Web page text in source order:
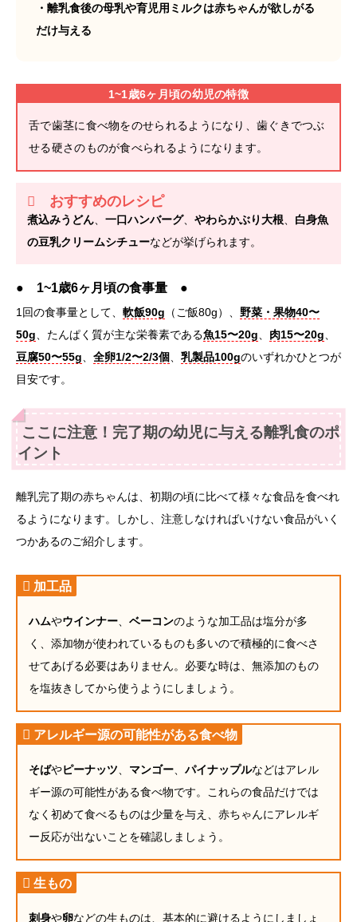
・離乳食後の母乳や育児用ミルクは赤ちゃんが欲しがる
だけ与える
1~1歳6ヶ月頃の幼児の特徴
舌で歯茎に食べ物をのせられるようになり、歯ぐきでつぶ
せる硬さのものが食べられるようになります。
おすすめのレシピ
煮込みうどん 一口ハンバーグ、 やわらかぶり大根
白身魚
の豆乳クリームシチューなどが挙げられます。
● 1~1歳6ヶ月頃の食事量 ●
1回の食事量として、 軟飯90g （ご飯80g）、 野菜・果物40〜
50g 、たんぱく質が主な栄養素である魚15〜20g 肉15〜20g
豆腐50〜55g
全卵1/2〜2/3個 乳製品100gのいずれかひとつが
目安です。
ここに注意！完了期の幼児に与える離乳食のポ
イント
離乳完了期の赤ちゃんは、初期の頃に比べて様々な食品を食べれ
るようになります。しかし、注意しなければいけない食品がいく
つかあるのご紹介します。
加工品
ハムやウインナー ベーコンのような加工品は塩分が多
く、添加物が使われているものも多いので積極的に食べさ
せてあげる必要はありません。必要な時は、無添加のもの
を塩抜きしてから使うようにしましょう。
アレルギー源の可能性がある食べ物
そばやピーナッツ マンゴー パイナップルなどはアレル
ギー源の可能性がある食べ物です。これらの食品だけでは
なく初めて食べるものは少量を与え、赤ちゃんにアレルギ
ー反応が出ないことを確認しましょう。
生もの
刺身や卵などの生ものは、基本的に避けるようにしましょ